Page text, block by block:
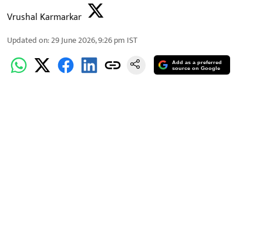
Vrushal Karmarkar
Updated on:29 June 2026, 9:26 pm IST
Add as a preferred
source on Google